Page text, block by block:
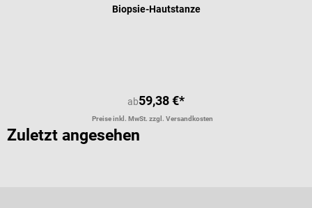
Biopsie-Hautstanze
ab59,38 €*
Preise inkl. MwSt. zzgl. Versandkosten
Zuletzt angesehen